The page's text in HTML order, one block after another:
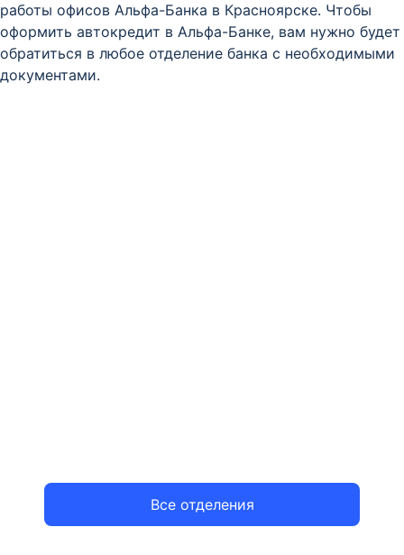
Все отделения
работы офисов Альфа-Банка в Красноярске. Чтобы
оформить автокредит в Альфа-Банке, вам нужно будет
обратиться в любое отделение банка с необходимыми
документами.